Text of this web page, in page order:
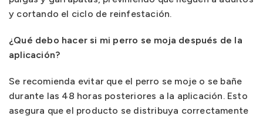
y cortando el ciclo de reinfestación.
¿Qué debo hacer si mi perro se moja después de la
aplicación?
Se recomienda evitar que el perro se moje o se bañe
durante las 48 horas posteriores a la aplicación. Esto
asegura que el producto se distribuya correctamente